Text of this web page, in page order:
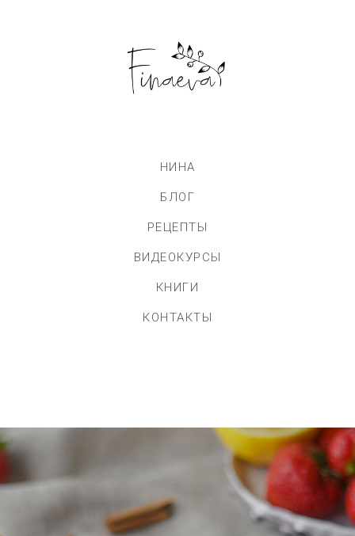
НИНА
БЛОГ
РЕЦЕПТЫ
ВИДЕОКУРСЫ
КНИГИ
КОНТАКТЫ